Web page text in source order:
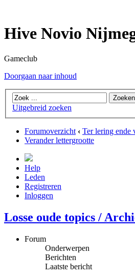
Hive Novio
Gameclub
Doorgaan naar inhoud
Uitgebreid zoeken
Forumoverzicht ‹ Ter lering ende
Verander lettergrootte
Help
Leden
Registreren
Inloggen
Losse oude topics /
Forum
Onderwerpen
Berichten
Laatste bericht